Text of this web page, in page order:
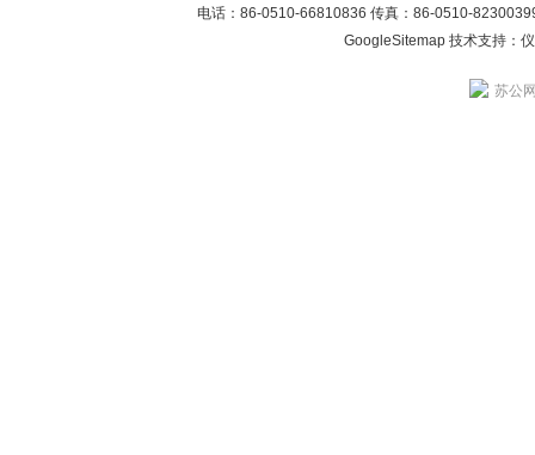
电话：86-0510-66810836 传真：86-0510-
GoogleSitemap技术支持：
苏公